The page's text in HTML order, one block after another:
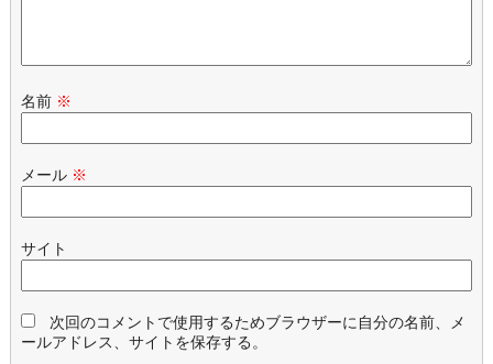
名前 ※
メール ※
サイト
次回のコメントで使用するためブラウザーに自分の名前、メ
ールアドレス、サイトを保存する。